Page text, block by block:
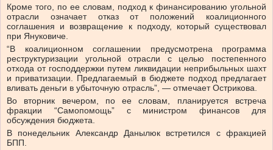
Кроме того, по ее словам, подход к финансированию угольной
отрасли означает отказ от положений коалиционного
соглашения и возвращение к подходу, который существовал
при Януковиче.
“В коалиционном соглашении предусмотрена программа
реструктуризации угольной отрасли с целью постепенного
отхода от господдержки путем ликвидации неприбыльных шахт
и приватизации. Предлагаемый в бюджете подход предлагает
вливать деньги в убыточную отрасль”, — отмечает Острикова.
Во вторник вечером, по ее словам, планируется встреча
фракции “Самопомощь” с министром финансов для
обсуждения бюджета.
В понедельник Александр Данылюк встретился с фракцией
БПП.